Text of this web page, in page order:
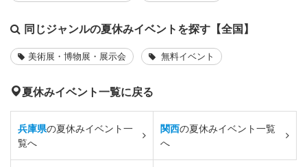
同じジャンルの夏休みイベントを探す【全国】
美術展・博物展・展示会 無料イベント
夏休みイベント一覧に戻る
兵庫県の夏休みイベント一
覧へ
関西の夏休みイベント一覧
へ